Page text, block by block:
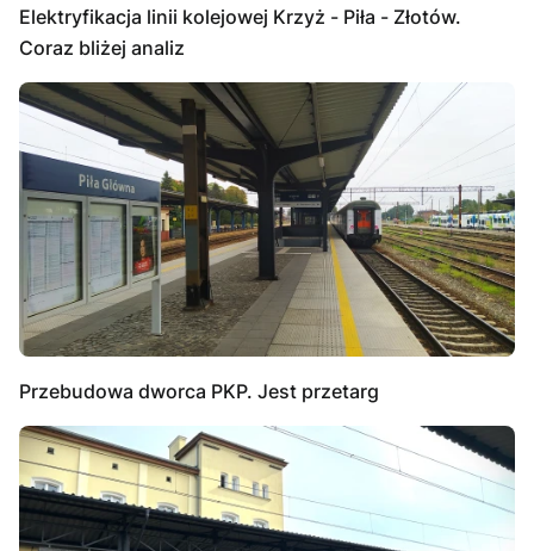
Elektryfikacja linii kolejowej Krzyż - Piła - Złotów.
Coraz bliżej analiz
Przebudowa dworca PKP. Jest przetarg